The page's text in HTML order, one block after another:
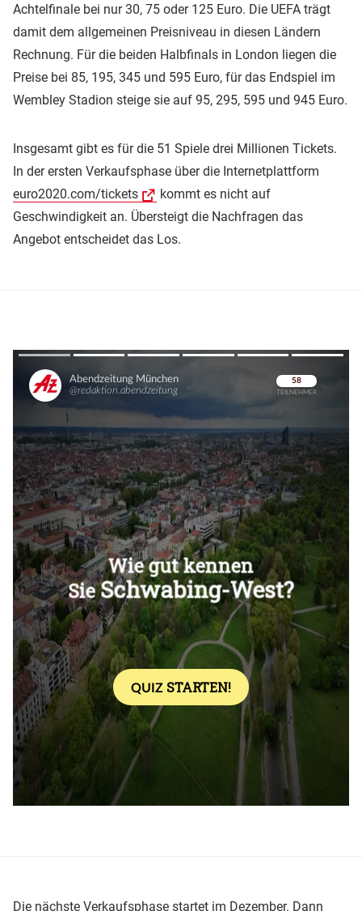
Achtelfinale bei nur 30, 75 oder 125 Euro. Die UEFA trägt
damit dem allgemeinen Preisniveau in diesen Ländern
Rechnung. Für die beiden Halbfinals in London liegen die
Preise bei 85, 195, 345 und 595 Euro, für das Endspiel im
Wembley Stadion steige sie auf 95, 295, 595 und 945 Euro.
Insgesamt gibt es für die 51 Spiele drei Millionen Tickets.
In der ersten Verkaufsphase über die Internetplattform
euro2020.com/tickets
kommt es nicht auf
Geschwindigkeit an. Übersteigt die Nachfragen das
Angebot entscheidet das Los.
Überspringen
Überspringen
Die nächste Verkaufsphase startet im Dezember. Dann